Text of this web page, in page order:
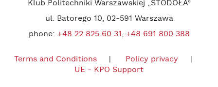
Klub Politechniki Warszawskiej „STODOŁA”
ul. Batorego 10, 02-591 Warszawa
phone: +48 22 825 60 31, +48 691 800 388
Terms and Conditions
Policy privacy
UE - KPO Support